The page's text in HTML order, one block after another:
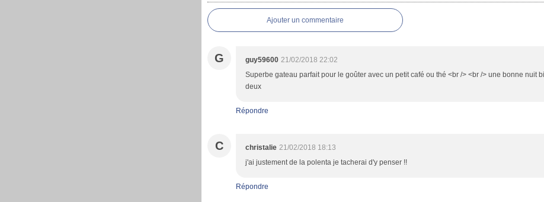
Ajouter un commentaire
G guy59600 21/02/2018 22:02
Superbe gateau parfait pour le goûter avec un petit café ou thé <br /> <br /> une bonne nuit
deux
Répondre
C christalie 21/02/2018 18:13
j'ai justement de la polenta je tacherai d'y penser !!
Répondre